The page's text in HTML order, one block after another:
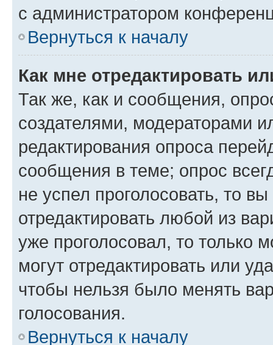
с администратором
Вернуться к началу
Как мне отредактировать
Так же, как и сообщения,
создателями, модераторами
редактирования опроса
сообщения в теме; опрос
не успел проголосовать, то
отредактировать любой из
уже проголосовал, то только
могут отредактировать или
чтобы нельзя было менять
голосования.
Вернуться к началу